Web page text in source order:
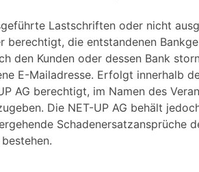
Lastschriften oder nicht
die entstandenen
den Kunden oder dessen Bank
E-Mailadresse. Erfolgt innerhalb
AG berechtigt, im Namen des
Die NET-UP AG behält
Schadenersatzansprüche